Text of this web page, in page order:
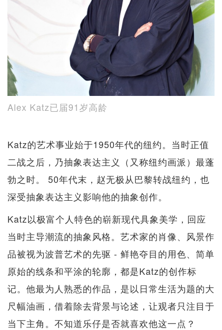
Alex Katz已届91岁高龄
Katz的艺术事业始于1950年代的纽约。当时正值
二战之后，乃抽象表达主义（又称纽约画派）最蓬
勃之时。 50年代末，赵无极从巴黎转战纽约，也
深受抽象表达主义影响他的抽象创作。
Katz以极富个人特色的崭新现代具象美学，回应
当时主导潮流的抽象风格。艺术家的肖像、风景作
品被视为波普艺术的先驱 - 鲜艳夺目的用色、简单
原始的线条和平涂的轮廓，都是Katz的创作标
记。他最为人熟悉的作品，是以日常生活为题的大
尺幅油画，借着除去背景与论述，让观者只注目于
当下主角。不知道乐仔是否就喜欢他这一点？